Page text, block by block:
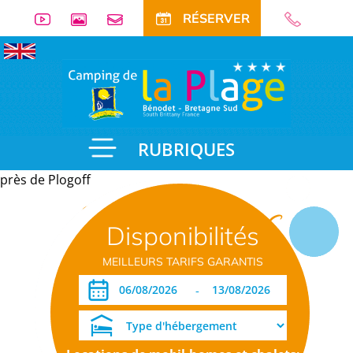
RÉSERVER
RUBRIQUES
Disponibilités
MEILLEURS TARIFS GARANTIS
-
près de Plogoff
Informations
pratiques